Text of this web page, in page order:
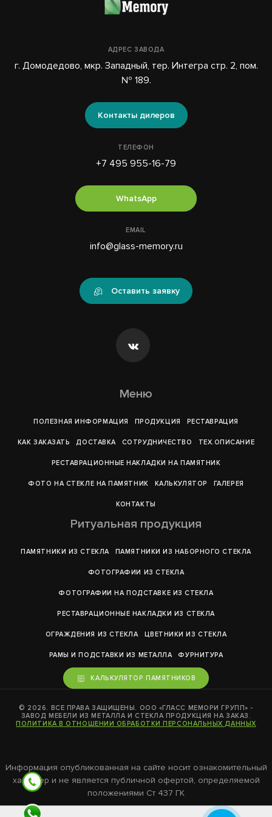
АДРЕС ЗАВОДА
г. Домодедово, мкр. Западный, тер. Интегра стр. 2, пом.
№ 189.
Контакты дилеров
ТЕЛЕФОН
+7 495 955-16-79
WhatsApp
EMAIL
info@glass-memory.ru
Оставить заявку
Меню
ПОЛЕЗНАЯ ИНФОРМАЦИЯ ПРОДУКЦИЯ РЕСТАВРАЦИЯ
КАК ЗАКАЗАТЬ ДОСТАВКА СОТРУДНИЧЕСТВО ТЕХ.ОПИСАНИЕ
РЕСТАВРАЦИОННЫЕ НАКЛАДКИ НА ПАМЯТНИК
ФОТО НА СТЕКЛЕ НА ПАМЯТНИК КАЛЬКУЛЯТОР ГАЛЕРEЯ
КОНТАКТЫ
Ритуальная продукция
ПАМЯТНИКИ ИЗ СТЕКЛА ПАМЯТНИКИ ИЗ НАБОРНОГО СТЕКЛА
ФОТОГРАФИИ ИЗ СТЕКЛА
ФОТОГРАФИИ НА ПОДСТАВКЕ ИЗ СТЕКЛА
РЕСТАВРАЦИОННЫЕ НАКЛАДКИ ИЗ СТЕКЛА
ОГРАЖДЕНИЯ ИЗ СТЕКЛА ЦВЕТНИКИ ИЗ СТЕКЛА
РАМЫ И ПОДСТАВКИ ИЗ МЕТАЛЛА ФУРНИТУРА
КАЛЬКУЛЯТОР ПАМЯТНИКОВ
© 2026. ВСЕ ПРАВА ЗАЩИЩЕНЫ. ООО «ГЛАСС МЕМОРИ ГРУПП» -
ЗАВОД МЕБЕЛИ ИЗ МЕТАЛЛА И СТЕКЛА ПРОДУКЦИЯ НА ЗАКАЗ.
ПОЛИТИКА В ОТНОШЕНИИ ОБРАБОТКИ ПЕРСОНАЛЬНЫХ ДАННЫХ
Информация опубликованная на сайте носит ознакомительный
характер и не является публичной офертой, определяемой
положениями Ст 437 ГК